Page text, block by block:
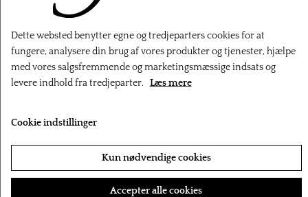
RELATEREDE PRODUKTER
Dette websted benytter egne og tredjeparters cookies for at
fungere, analysere din brug af vores produkter og tjenester, hjælpe
med vores salgsfremmende og marketingsmæssige indsats og
levere indhold fra tredjeparter. Læs mere
Cookie indstillinger
Kun nødvendige cookies
Accepter alle cookies